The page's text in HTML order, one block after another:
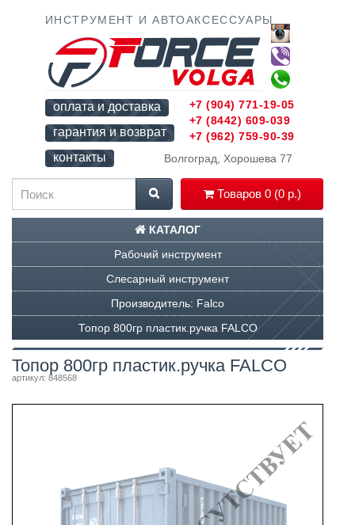
ИНСТРУМЕНТ И АВТОАКСЕССУАРЫ
оплата и доставка
гарантия и возврат
контакты
Волгоград, Хорошева 77
Товаров 0 (0 р.)
+7 (904) 771-19-05
+7 (8442) 609-039
+7 (962) 759-90-39
КАТАЛОГ
Рабочий инструмент
Слесарный инструмент
Производитель: Falco
Топор 800гр пластик.ручка FALCO
Топор 800гр пластик.ручка FALCO
артикул: 848568